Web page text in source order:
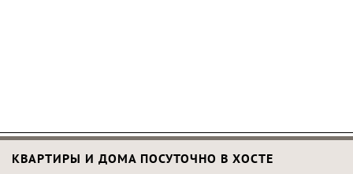
КВАРТИРЫ И ДОМА ПОСУТОЧНО В ХОСТЕ